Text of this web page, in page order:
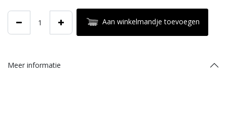
Aan winkelmandje toevoegen
Meer informatie